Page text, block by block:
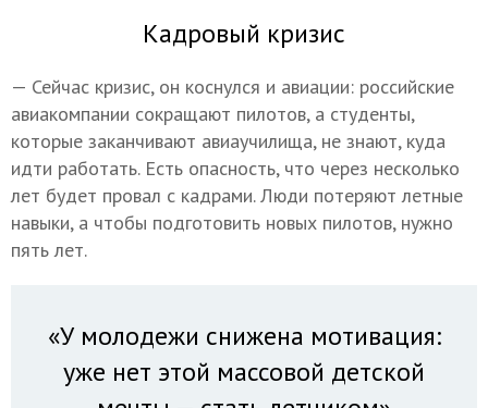
Кадровый кризис
— Сейчас кризис, он коснулся и авиации: российские
авиакомпании сокращают пилотов, а студенты,
которые заканчивают авиаучилища, не знают, куда
идти работать. Есть опасность, что через несколько
лет будет провал с кадрами. Люди потеряют летные
навыки, а чтобы подготовить новых пилотов, нужно
пять лет.
«У молодежи снижена мотивация:
уже нет этой массовой детской